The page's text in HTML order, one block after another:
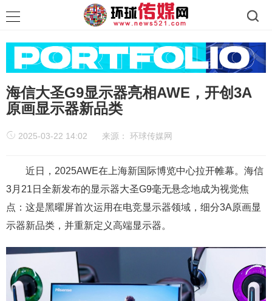
海信大圣G9显示器亮相AWE，开创3A
原画显示器新品类
2025-03-22 14:02 来源： 环球传媒网
近日，2025AWE在上海新国际博览中心拉开帷幕。海信
3月21日全新发布的显示器大圣G9毫无悬念地成为视觉焦
点：这是黑曜屏首次运用在电竞显示器领域，细分3A原画显
示器新品类，并重新定义高端显示器。